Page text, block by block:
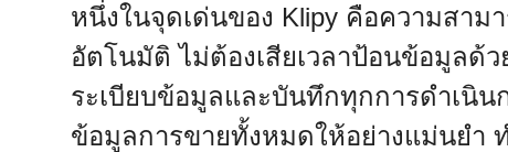
หนึ่งในจุดเด่นของ Klipy คือความสา
อัตโนมัติ ไม่ต้องเสียเวลาป้อนข้อมูลด้
ระเบียบข้อมูลและบันทึกทุกการดำเนิน
ข้อมูลการขายทั้งหมดให้อย่างแม่นยำ